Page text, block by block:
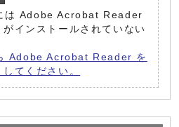
は Adobe Acrobat Reader
インストールされていない
Adobe Acrobat Reader を
てください。